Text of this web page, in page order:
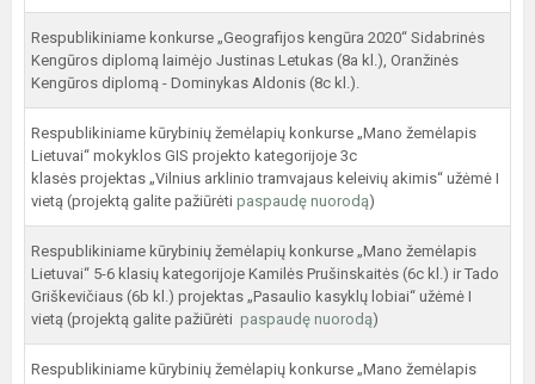
Respublikiniame konkurse „Geografijos kengūra 2020“ Sidabrinės
Kengūros diplomą laimėjo Justinas Letukas (8a kl.), Oranžinės
Kengūros diplomą - Dominykas Aldonis (8c kl.).
Respublikiniame kūrybinių žemėlapių konkurse „Mano žemėlapis
Lietuvai“ mokyklos GIS projekto kategorijoje 3c
klasės projektas „Vilnius arklinio tramvajaus keleivių akimis“ užėmė I
vietą (projektą galite pažiūrėti paspaudę nuorodą)
Respublikiniame kūrybinių žemėlapių konkurse „Mano žemėlapis
Lietuvai“ 5-6 klasių kategorijoje Kamilės Prušinskaitės (6c kl.) ir Tado
Griškevičiaus (6b kl.) projektas „Pasaulio kasyklų lobiai“ užėmė I
vietą (projektą galite pažiūrėti paspaudę nuorodą)
Respublikiniame kūrybinių žemėlapių konkurse „Mano žemėlapis